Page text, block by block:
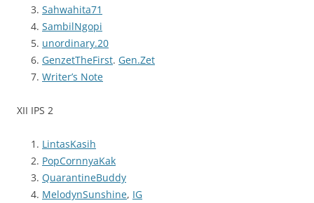
Sahwahita71
SambilNgopi
unordinary.20
GenzetTheFirst. Gen.Zet
Writer’s Note
XII IPS 2
LintasKasih
PopCornnyaKak
QuarantineBuddy
MelodynSunshine, IG